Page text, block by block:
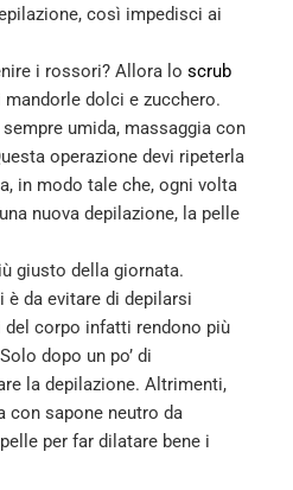
così impedisci ai
i rossori? Allora lo scrub
dolci e zucchero.
umida, massaggia con
operazione devi ripeterla
in modo tale che, ogni volta
nuova depilazione, la pelle
giusto della giornata.
è da evitare di depilarsi
del corpo infatti rendono più
dopo un po’ di
la depilazione. Altrimenti,
con sapone neutro da
per far dilatare bene i